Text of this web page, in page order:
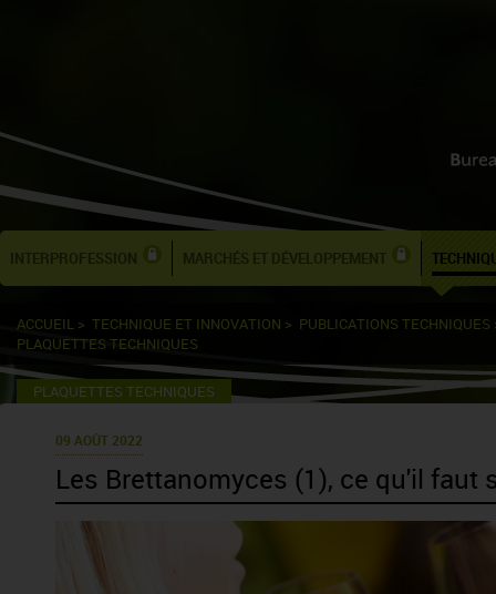
INTERPROFESSION MARCHÉS ET DÉVELOPPEMENT
ACCUEIL > TECHNIQUE ET INNOVATION > PUBLICATIONS TECHNIQUES
PLAQUETTES TECHNIQUES
PLAQUETTES TECHNIQUES
09 AOÛT 2022
Les Brettanomyces (1), ce qu'il faut